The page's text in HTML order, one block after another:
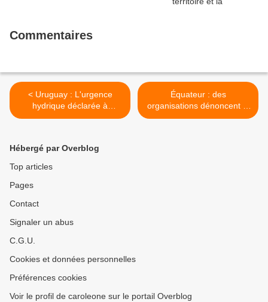
Commentaires
< Uruguay : L'urgence
hydrique déclarée à
Montevideo
Équateur : des
organisations dénoncent le
fait que les prêts de la
Hébergé par Overblog
Top articles
Pages
Contact
Signaler un abus
C.G.U.
Cookies et données personnelles
Préférences cookies
Voir le profil de caroleone sur le portail Overblog